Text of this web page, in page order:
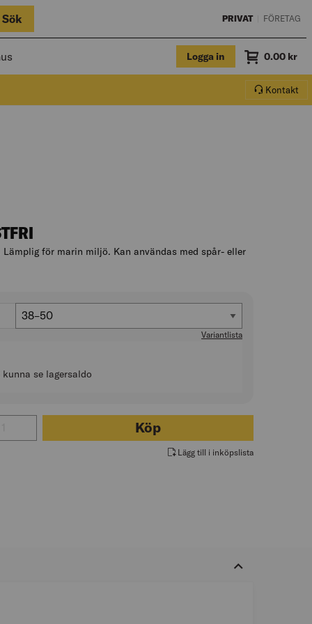
Sök PRIVAT FÖRETAG
Logga in Varukorg.
Summa
0.00 kr
Kontakt
för marin miljö. Kan användas med spår- eller
Klämområde (mm)
38–50
Variantlista
se lagersaldo
Köp
Lägg till i inköpslista